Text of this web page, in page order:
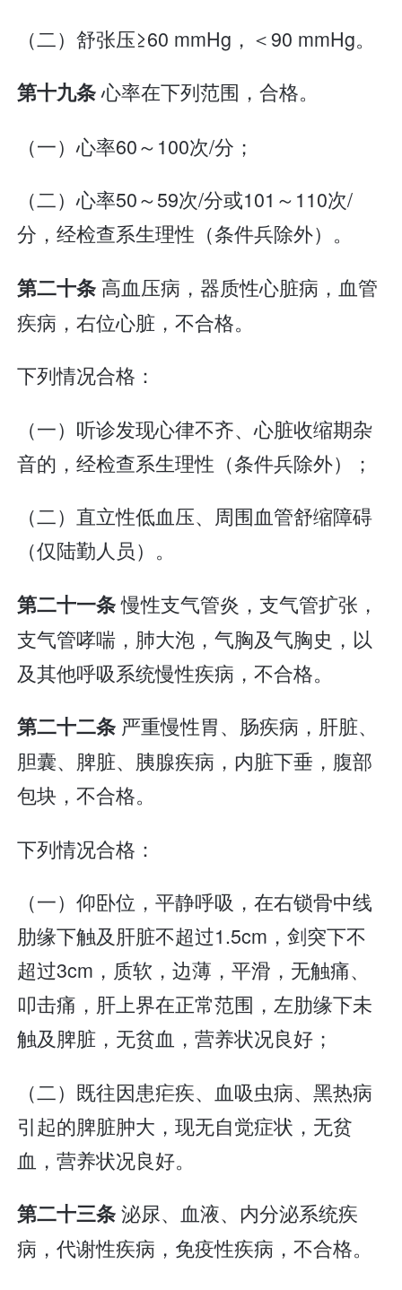
（二）舒张压≥60 mmHg，＜90 mmHg。
第十九条心率在下列范围，合格。
（一）心率60～100次/分；
（二）心率50～59次/分或101～110次/
分，经检查系生理性（条件兵除外）。
第二十条 高血压病，器质性心脏病，血管
疾病，右位心脏，不合格。
下列情况合格：
（一）听诊发现心律不齐、心脏收缩期杂
音的，经检查系生理性（条件兵除外）；
（二）直立性低血压、周围血管舒缩障碍
（仅陆勤人员）。
第二十一条慢性支气管炎，支气管扩张，
支气管哮喘，肺大泡，气胸及气胸史，以
及其他呼吸系统慢性疾病，不合格。
第二十二条 严重慢性胃、肠疾病，肝脏、
胆囊、脾脏、胰腺疾病，内脏下垂，腹部
包块，不合格。
下列情况合格：
（一）仰卧位，平静呼吸，在右锁骨中线
肋缘下触及肝脏不超过1.5cm，剑突下不
超过3cm，质软，边薄，平滑，无触痛、
叩击痛，肝上界在正常范围，左肋缘下未
触及脾脏，无贫血，营养状况良好；
（二）既往因患疟疾、血吸虫病、黑热病
引起的脾脏肿大，现无自觉症状，无贫
血，营养状况良好。
第二十三条泌尿、血液、内分泌系统疾
病，代谢性疾病，免疫性疾病，不合格。